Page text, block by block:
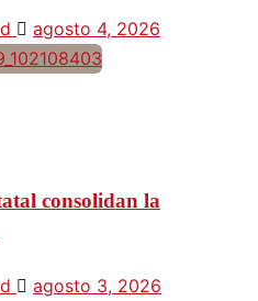
agosto 4, 2026
consolidan la
agosto 3, 2026